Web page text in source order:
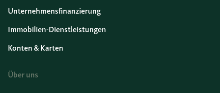
Unternehmensfinanzierung
Immobilien-Dienstleistungen
Konten & Karten
Über uns